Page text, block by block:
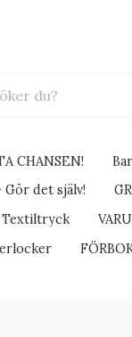
CHANSEN!
Gör det själv!
Textiltryck